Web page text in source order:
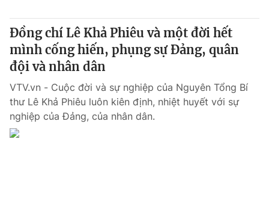
Đồng chí Lê Khả Phiêu và một đời hết
mình cống hiến, phụng sự Đảng, quân
đội và nhân dân
VTV.vn - Cuộc đời và sự nghiệp của Nguyên Tổng Bí
thư Lê Khả Phiêu luôn kiên định, nhiệt huyết với sự
nghiệp của Đảng, của nhân dân.